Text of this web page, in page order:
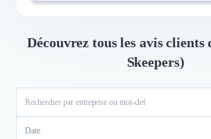
Découvrez tous les avis
Skeepers)
Date